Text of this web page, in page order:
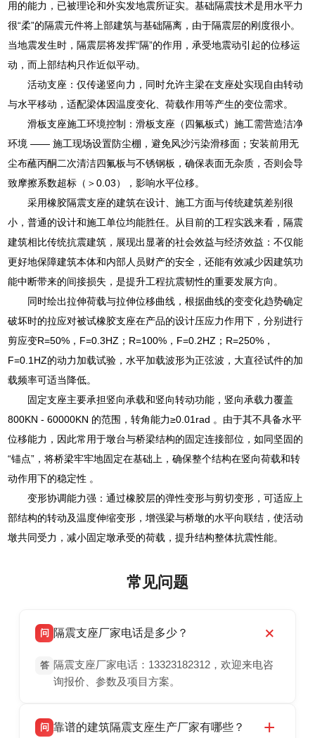
用的能力，已被理论和外实发地震所证实。基础隔震技术是用水平力
很“柔”的隔震元件将上部建筑与基础隔离，由于隔震层的刚度很小。
当地震发生时，隔震层将发挥“隔”的作用，承受地震动引起的位移运
动，而上部结构只作近似平动。
活动支座：仅传递竖向力，同时允许主梁在支座处实现自由转动
与水平移动，适配梁体因温度变化、荷载作用等产生的变位需求。
滑板支座施工环境控制：滑板支座（四氟板式）施工需营造洁净
环境 —— 施工现场设置防尘棚，避免风沙污染滑移面；安装前用无
尘布蘸丙酮二次清洁四氟板与不锈钢板，确保表面无杂质，否则会导
致摩擦系数超标（＞0.03），影响水平位移。
采用橡胶隔震支座的建筑在设计、施工方面与传统建筑差别很
小，普通的设计和施工单位均能胜任。从目前的工程实践来看，隔震
建筑相比传统抗震建筑，展现出显著的社会效益与经济效益：不仅能
更好地保障建筑本体和内部人员财产的安全，还能有效减少因建筑功
能中断带来的间接损失，是提升工程抗震韧性的重要发展方向。
同时绘出拉伸荷载与拉伸位移曲线，根据曲线的变变化趋势确定
破坏时的拉应对被试橡胶支座在产品的设计压应力作用下，分别进行
剪应变R=50%，F=0.3HZ；R=100%，F=0.2HZ；R=250%，
F=0.1HZ的动力加载试验，水平加载波形为正弦波，大直径试件的加
载频率可适当降低。
固定支座主要承担竖向承载和竖向转动功能，竖向承载力覆盖
800KN - 60000KN 的范围，转角能力≥0.01rad 。由于其不具备水平
位移能力，因此常用于墩台与桥梁结构的固定连接部位，如同坚固的
“锚点”，将桥梁牢牢地固定在基础上，确保整个结构在竖向荷载和转
动作用下的稳定性 。
变形协调能力强：通过橡胶层的弹性变形与剪切变形，可适应上
部结构的转动及温度伸缩变形，增强梁与桥墩的水平向联结，使活动
墩共同受力，减小固定墩承受的荷载，提升结构整体抗震性能。
常见问题
问 隔震支座厂家电话是多少？
答 隔震支座厂家电话：13323182312，欢迎来电咨
询报价、参数及项目方案。
问 靠谱的建筑隔震支座生产厂家有哪些？